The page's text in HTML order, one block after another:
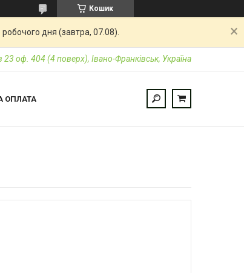
Кошик
дня (завтра, 07.08).
23 оф. 404 (4 поверх), Івано-Франківськ, Україна
ОПЛАТА